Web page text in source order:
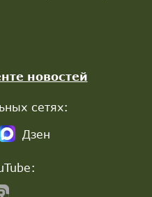
новостей
сетях:
Дзен